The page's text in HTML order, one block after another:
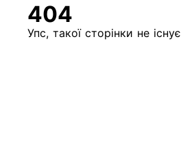
404
Упс, такої сторінки не існує